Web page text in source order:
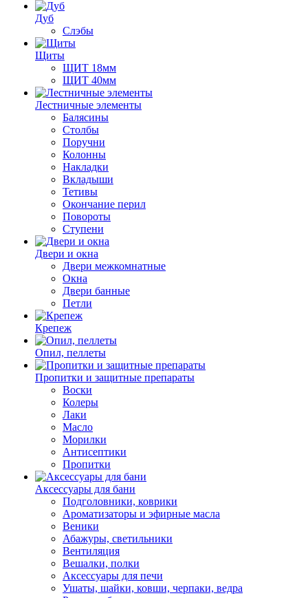
Дуб
Слэбы
Щиты
ЩИТ 18мм
ЩИТ 40мм
Лестничные элементы
Балясины
Столбы
Поручни
Колонны
Накладки
Вкладыши
Тетивы
Окончание перил
Повороты
Ступени
Двери и окна
Двери межкомнатные
Окна
Двери банные
Петли
Крепеж
Опил, пеллеты
Пропитки и защитные препараты
Воски
Колеры
Лаки
Масло
Морилки
Антисептики
Пропитки
Аксессуары для бани
Подголовники, коврики
Ароматизаторы и эфирные масла
Веники
Абажуры, светильники
Вентиляция
Вешалки, полки
Аксессуары для печи
Ушаты, шайки, ковши, черпаки, ведра